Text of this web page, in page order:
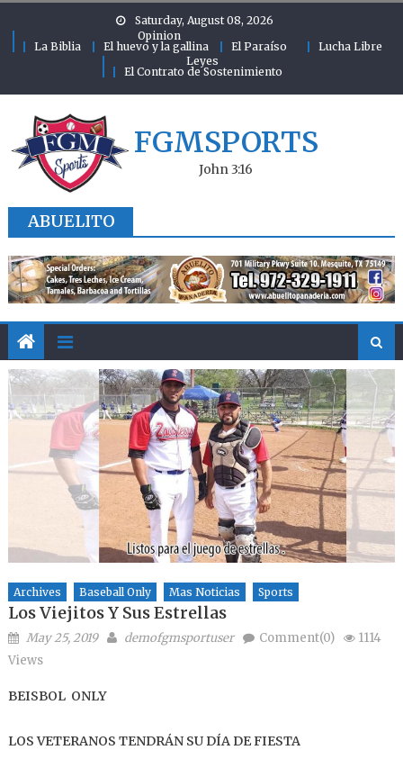
Saturday, August 08, 2026
Opinion
La Biblia
El huevo y la gallina El Paraíso
Lucha Libre
Leyes
El Contrato de Sostenimiento
FGMSPORTS
John 3:16
ABUELITO
Archives Baseball Only Mas Noticias Sports
Los Viejitos Y Sus Estrellas
Posted on
May 25, 2019 Author
demofgmsportuser Comment(0)
1114
Views
BEISBOL ONLY
LOS VETERANOS TENDRÁN SU DÍA DE FIESTA